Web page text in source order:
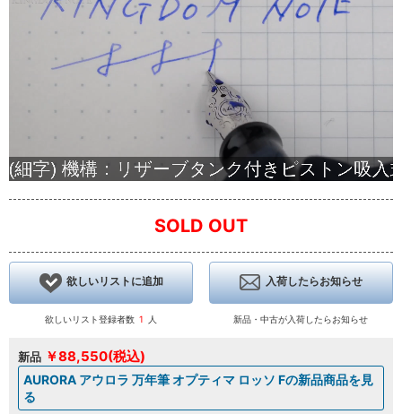
SOLD OUT
欲しいリストに追加
欲しいリスト登録者数 1 人
入荷したらお知らせ
新品・中古が入荷したらお知らせ
新品 ￥88,550(税込)
AURORA アウロラ 万年筆 オプティマ ロッソ Fの新品商品を見
る